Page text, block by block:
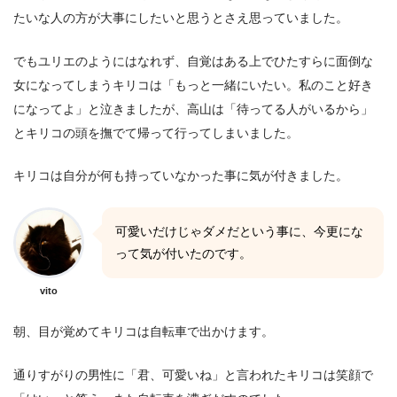
たいな人の方が大事にしたいと思うとさえ思っていました。
でもユリエのようにはなれず、自覚はある上でひたすらに面倒な
女になってしまうキリコは「もっと一緒にいたい。私のこと好き
になってよ」と泣きましたが、高山は「待ってる人がいるから」
とキリコの頭を撫でて帰って行ってしまいました。
キリコは自分が何も持っていなかった事に気が付きました。
vito
可愛いだけじゃダメだという事に、今更にな
って気が付いたのです。
朝、目が覚めてキリコは自転車で出かけます。
通りすがりの男性に「君、可愛いね」と言われたキリコは笑顔で